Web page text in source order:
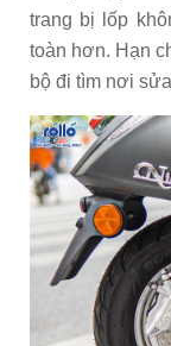
trang bị lốp
toàn hơn. Hạn
bộ đi tìm nơi